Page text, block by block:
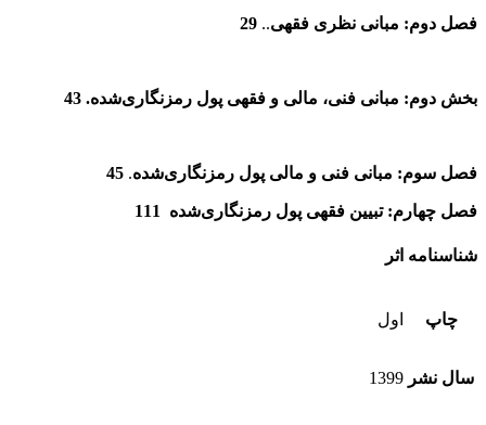
فصل دوم: مبانی نظری فقهی..
29
بخش دوم: مبانی فنی، مالی و فقهی پول‌ رمزنگاری‌شده. 43
فصل سوم: مبانی فنی و مالی پول رمزنگاری‌شده.
45
فصل چهارم: تبیین فقهی پول رمزنگاری‌شده 111
شناسنامه اثر
چاپ اول
سال نشر 1399